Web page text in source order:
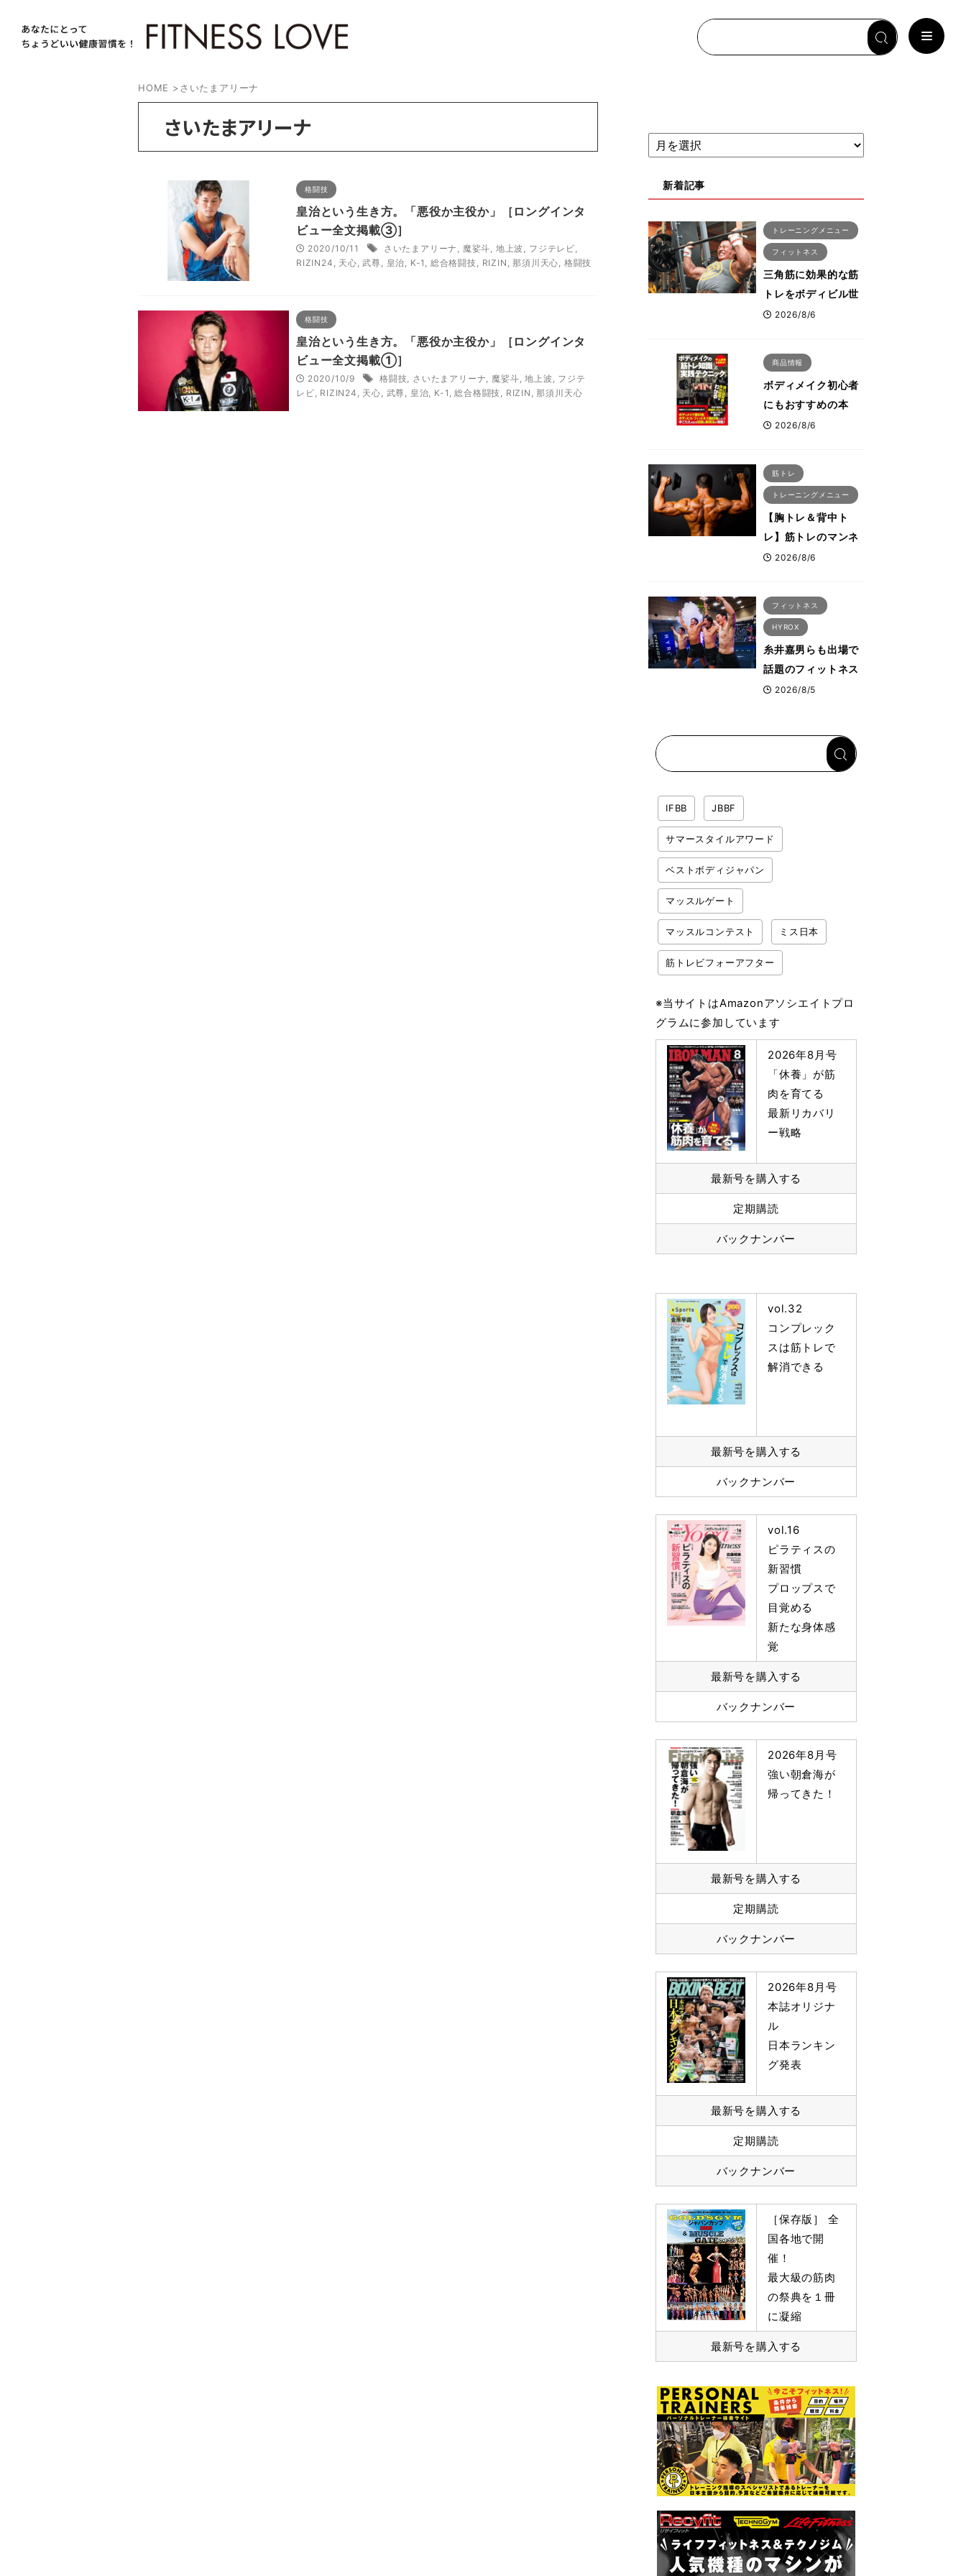
HOME >さいたまアリーナ
さいたまアリーナ
格闘技
皇治という生き方。「悪役か主役か」［ロングインタ
ビュー全文掲載③］
2020/10/11 さいたまアリーナ , 魔娑斗, 地上波 , フジテレビ,
RIZIN24 , 天心,武尊, 皇治, K-1 , 総合格闘技, RIZIN ,那須川天心, 格闘技
格闘技
皇治という生き方。「悪役か主役か」［ロングインタ
ビュー全文掲載①］
2020/10/9 格闘技, さいたまアリーナ, 魔娑斗,地上波 , フジテ
レビ, RIZIN24 , 天心, 武尊, 皇治, K-1 ,総合格闘技, RIZIN ,那須川天心
新着記事
トレーニングメニュー
フィットネス
三角筋に効果的な筋
トレをボディビル世
界王者鈴木雅選手が
きくならない肩の鍛
え方」前編
2026/8/6
商品情報
ボディメイク初心者
にもおすすめの本
『ボディメイクの筋
ニック』
2026/8/6
筋トレ
トレーニングメニュー
【胸トレ＆背中ト
レ】筋トレのマンネ
リ化を感じた時にこ
メニュー「拮抗筋ス
ーパーセット法」
2026/8/6
フィットネス
HYROX
糸井嘉男らも出場で
話題のフィットネス
レースHYROX（ハ
開幕 約1万2,000
2026/8/5
IFBB JBBF
サマースタイルアワード
ベストボディジャパン
マッスルゲート
マッスルコンテスト ミス日本
筋トレビフォーアフター
※当サイトはAmazonアソシエイトプロ
グラムに参加しています
2026年8月号
「休養」が筋
肉を育てる
最新リカバリ
ー戦略
最新号を購入する
定期購読
バックナンバー
vol.32
コンプレック
スは筋トレで
解消できる
最新号を購入する
バックナンバー
vol.16
ピラティスの
新習慣
プロップスで
目覚める
新たな身体感
覚
最新号を購入する
バックナンバー
2026年8月号
強い朝倉海が
帰ってきた！
最新号を購入する
定期購読
バックナンバー
2026年8月号
本誌オリジナ
ル
日本ランキン
グ発表
最新号を購入する
定期購読
バックナンバー
［保存版］ 全
国各地で開
催！
最大級の筋肉
の祭典を１冊
に凝縮
最新号を購入する